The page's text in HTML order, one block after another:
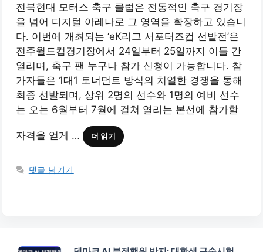
전북현대 모터스 축구 클럽은 전통적인 축구 경기장
을 넘어 디지털 아레나로 그 영역을 확장하고 있습니
다. 이번에 개최되는 ‘eK리그 서포터즈컵 선발전’은
전주월드컵경기장에서 24일부터 25일까지 이틀 간
열리며, 축구 팬 누구나 참가 신청이 가능합니다. 참
가자들은 1대1 토너먼트 방식의 치열한 경쟁을 통해
최종 선발되며, 상위 2명의 선수와 1명의 예비 선수
는 오는 6월부터 7월에 걸쳐 열리는 본선에 참가할
자격을 얻게 … 더 읽기
댓글 남기기